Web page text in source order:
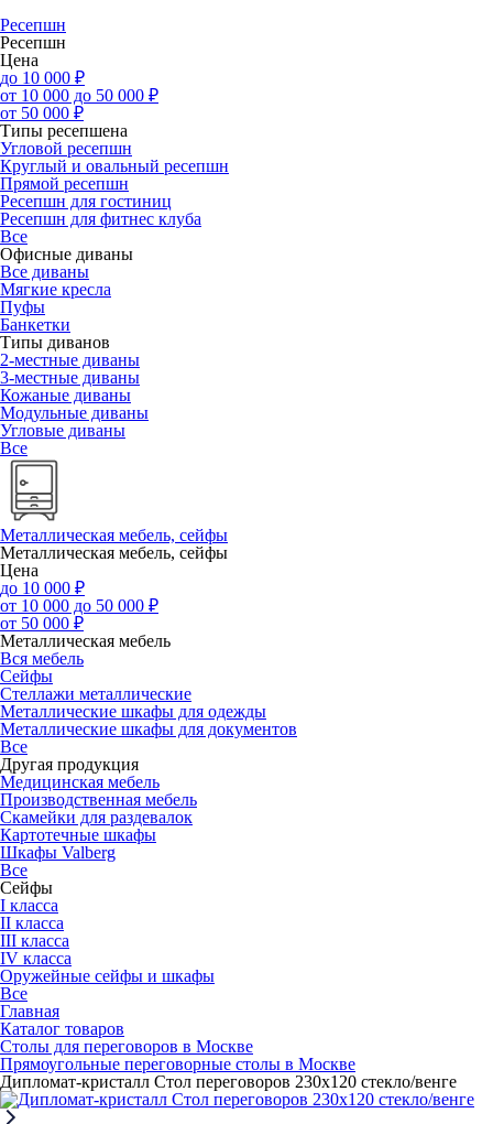
Ресепшн
Ресепшн
Цена
до 10 000 ₽
от 10 000 до 50 000 ₽
от 50 000 ₽
Типы ресепшена
Угловой ресепшн
Круглый и овальный ресепшн
Прямой ресепшн
Ресепшн для гостиниц
Ресепшн для фитнес клуба
Все
Офисные диваны
Все диваны
Мягкие кресла
Пуфы
Банкетки
Типы диванов
2-местные диваны
3-местные диваны
Кожаные диваны
Модульные диваны
Угловые диваны
Все
Металлическая мебель, сейфы
Металлическая мебель, сейфы
Цена
до 10 000 ₽
от 10 000 до 50 000 ₽
от 50 000 ₽
Металлическая мебель
Вся мебель
Сейфы
Стеллажи металлические
Металлические шкафы для одежды
Металлические шкафы для документов
Все
Другая продукция
Медицинская мебель
Производственная мебель
Скамейки для раздевалок
Картотечные шкафы
Шкафы Valberg
Все
Сейфы
I класса
II класса
III класса
IV класса
Оружейные сейфы и шкафы
Все
Главная
Каталог товаров
Столы для переговоров в Москве
Прямоугольные переговорные столы в Москве
Дипломат-кристалл Стол переговоров 230х120 стекло/венге